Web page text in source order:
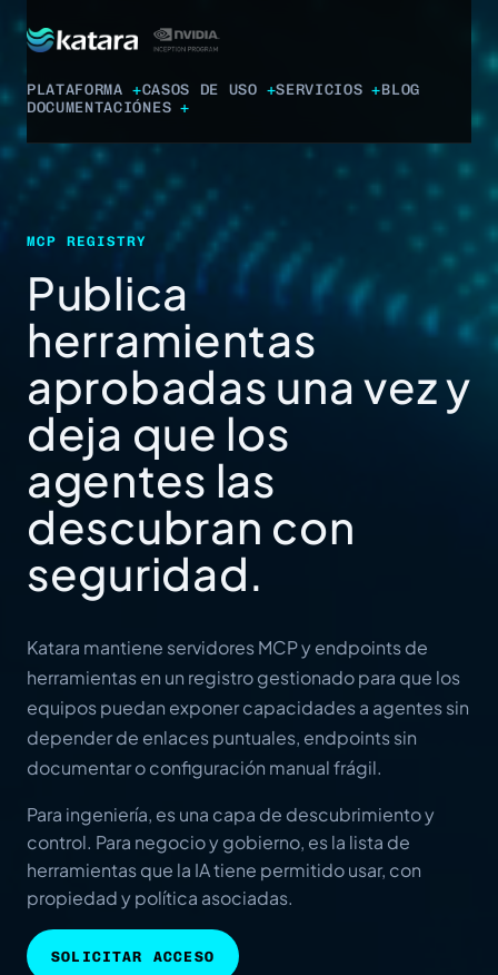
PLATAFORMA CASOS DE USO SERVICIOS
BLOG
DOCUMENTACIÓNES
MCP REGISTRY
Publica
herramientas
aprobadas una vez y
deja que los
agentes las
descubran con
seguridad.
Katara mantiene servidores MCP y endpoints de
herramientas en un registro gestionado para que los
equipos puedan exponer capacidades a agentes sin
depender de enlaces puntuales, endpoints sin
documentar o configuración manual frágil.
Para ingeniería, es una capa de descubrimiento y
control. Para negocio y gobierno, es la lista de
herramientas que la IA tiene permitido usar, con
propiedad y política asociadas.
SOLICITAR ACCESO